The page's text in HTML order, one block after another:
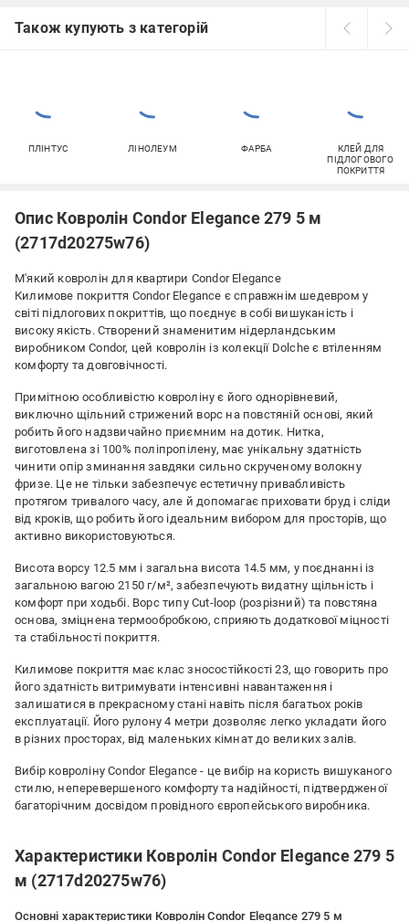
Також купують з категорій
ПЛІНТУС ЛІНОЛЕУМ ФАРБА
КЛЕЙ ДЛЯ
ПІДЛОГОВОГО
ПОКРИТТЯ
Опис Ковролін Condor Elegance 279 5 м
(2717d20275w76)
М'який ковролін для квартири Condor Elegance
Килимове покриття Condor Elegance є справжнім шедевром у
світі підлогових покриттів, що поєднує в собі вишуканість і
високу якість. Створений знаменитим нідерландським
виробником Condor, цей ковролін із колекції Dolche є втіленням
комфорту та довговічності.
Примітною особливістю ковроліну є його однорівневий,
виключно щільний стрижений ворс на повстяній основі, який
робить його надзвичайно приємним на дотик. Нитка,
виготовлена зі 100% поліпропілену, має унікальну здатність
чинити опір зминання завдяки сильно скрученому волокну
фризе. Це не тільки забезпечує естетичну привабливість
протягом тривалого часу, але й допомагає приховати бруд і сліди
від кроків, що робить його ідеальним вибором для просторів, що
активно використовуються.
Висота ворсу 12.5 мм і загальна висота 14.5 мм, у поєднанні із
загальною вагою 2150 г/м², забезпечують видатну щільність і
комфорт при ходьбі. Ворс типу Cut-loop (розрізний) та повстяна
основа, зміцнена термообробкою, сприяють додаткової міцності
та стабільності покриття.
Килимове покриття має клас зносостійкості 23, що говорить про
його здатність витримувати інтенсивні навантаження і
залишатися в прекрасному стані навіть після багатьох років
експлуатації. Його рулону 4 метри дозволяє легко укладати його
в різних просторах, від маленьких кімнат до великих залів.
Вибір ковроліну Condor Elegance - це вибір на користь вишуканого
стилю, неперевершеного комфорту та надійності, підтвердженої
багаторічним досвідом провідного європейського виробника.
Характеристики Ковролін Condor Elegance 279 5
м (2717d20275w76)
Основні характеристики Ковролін Condor Elegance 279 5 м